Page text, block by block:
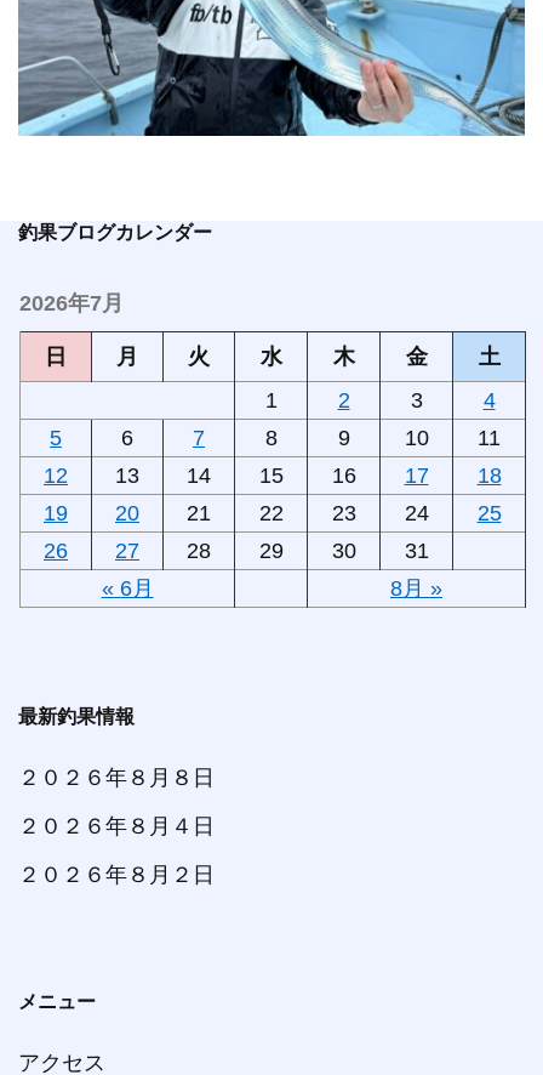
釣果ブログカレンダー
2026年7月
日 月 火 水 木 金 土
« 6月 8月 »
1 2 3
4
5
6 7 8 9 10
11
12
13 14 15 16 17
18
19
20 21 22 23 24
25
26
27 28 29 30 31
最新釣果情報
２０２６年８月８日
２０２６年８月４日
２０２６年８月２日
メニュー
アクセス